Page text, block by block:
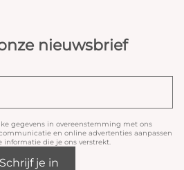
nieuwsbrief
gegevens in overeenstemming met ons
en online advertenties aanpassen
informatie die je ons verstrekt.
Schrijf je in